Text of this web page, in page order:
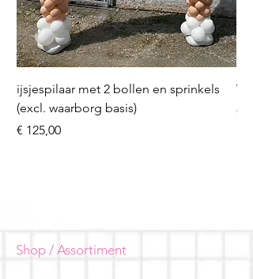
ijsjespilaar met 2 bollen en sprinkels
(excl. waarborg basis)
Prijs
€ 125,00
Prijs
€
Shop / Assortiment